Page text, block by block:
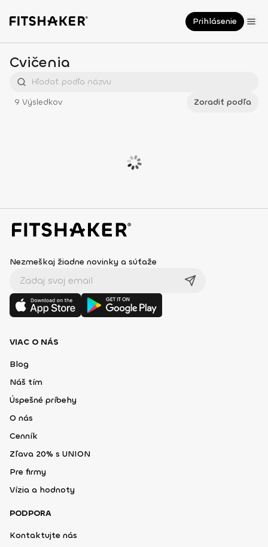
Prihlásenie
Cvičenia
9 Výsledkov Zoradiť podľa
Nezmeškaj žiadne novinky a súťaže
VIAC O NÁS
Blog
Náš tím
Úspešné príbehy
O nás
Cenník
Zľava 20% s UNION
Pre firmy
Vízia a hodnoty
PODPORA
Kontaktujte nás